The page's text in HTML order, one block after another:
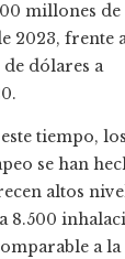
millones de
2023, frente
dólares a
tiempo, los
se han
altos
8.500
a la